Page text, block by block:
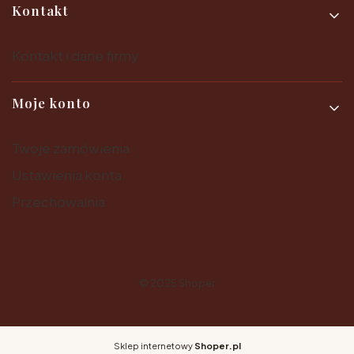
Kontakt
Moje konto
Sklep internetowy Shoper.pl